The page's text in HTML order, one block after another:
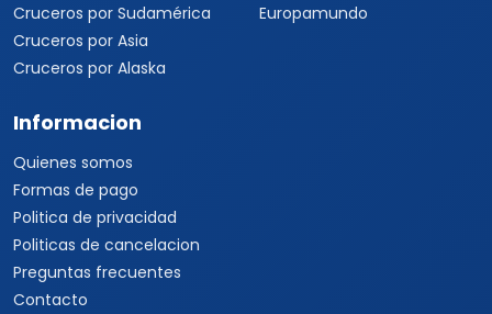
Cruceros por Sudamérica
Cruceros por Asia
Cruceros por Alaska
Europamundo
Informacion
Quienes somos
Formas de pago
Politica de privacidad
Politicas de cancelacion
Preguntas frecuentes
Contacto